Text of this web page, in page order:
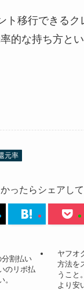
ト移行できるク
的な持ち方とい
元率
ったらシェアして
割払い
のリボ払
。
ヤフオ
方法を
うこと
より安